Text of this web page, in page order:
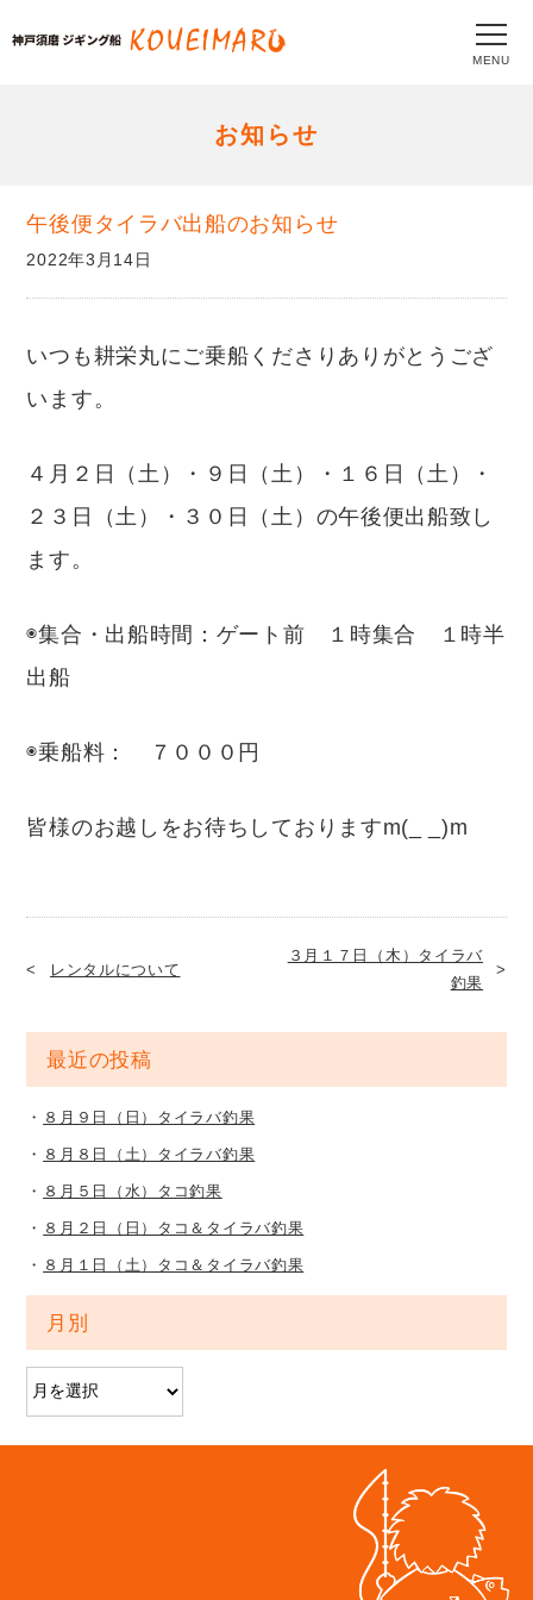
MENU
お知らせ
午後便タイラバ出船のお知らせ
2022年3月14日
いつも耕栄丸にご乗船くださりありがとうござ
います。
４月２日（土）・９日（土）・１６日（土）・
２３日（土）・３０日（土）の午後便出船致し
ます。
◉集合・出船時間：ゲート前 １時集合 １時半
出船
◉乗船料： ７０００円
皆様のお越しをお待ちしておりますm(_ _)m
レンタルについて
３月１７日（木）タイラバ
釣果
最近の投稿
８月９日（日）タイラバ釣果
８月８日（土）タイラバ釣果
８月５日（水）タコ釣果
８月２日（日）タコ＆タイラバ釣果
８月１日（土）タコ＆タイラバ釣果
月別